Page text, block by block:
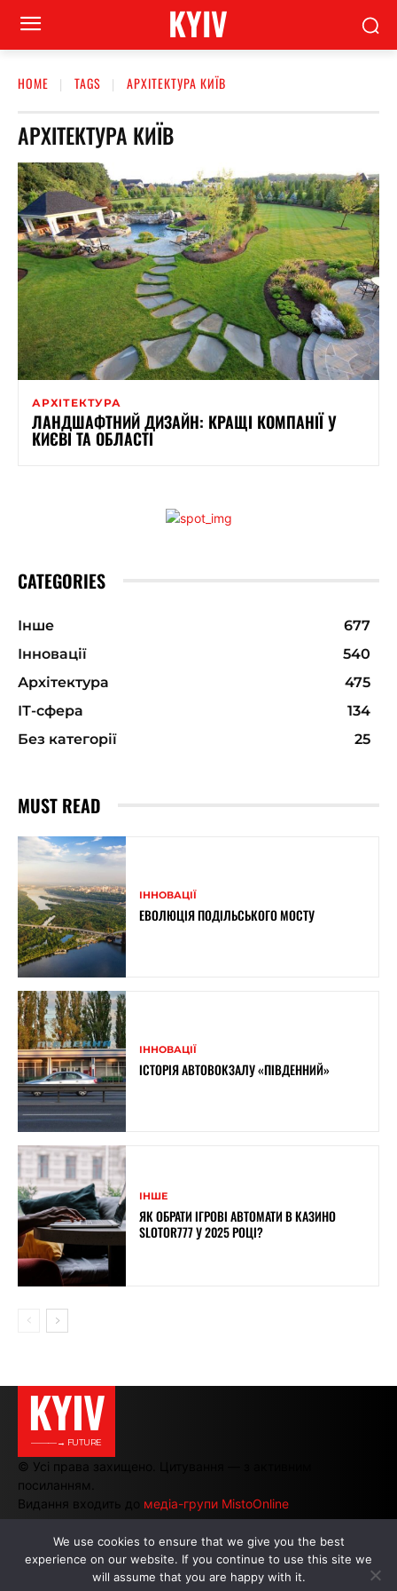
KYIV
HOME TAGS АРХІТЕКТУРА КИЇВ
АРХІТЕКТУРА КИЇВ
АРХІТЕКТУРА
ЛАНДШАФТНИЙ ДИЗАЙН: КРАЩІ КОМПАНІЇ У
КИЄВІ ТА ОБЛАСТІ
CATEGORIES
Інше
677
Інновації
540
Архітектура
475
ІТ-сфера
134
Без категорії
25
MUST READ
ІННОВАЦІЇ
ЕВОЛЮЦІЯ ПОДІЛЬСЬКОГО МОСТУ
ІННОВАЦІЇ
ІСТОРІЯ АВТОВОКЗАЛУ «ПІВДЕННИЙ»
ІНШЕ
ЯК ОБРАТИ ІГРОВІ АВТОМАТИ В КАЗИНО
SLOTOR777 У 2025 РОЦІ?
KYIV
———→ FUTURE
© Усі права захищено. Цитування — з активним
посиланням.
Видання входить до медіа-групи MistoOnline
АВТОРИ | РЕКЛАМА НА САЙТІ
We use cookies to ensure that we give you the best
experience on our website. If you continue to use this site we
will assume that you are happy with it.